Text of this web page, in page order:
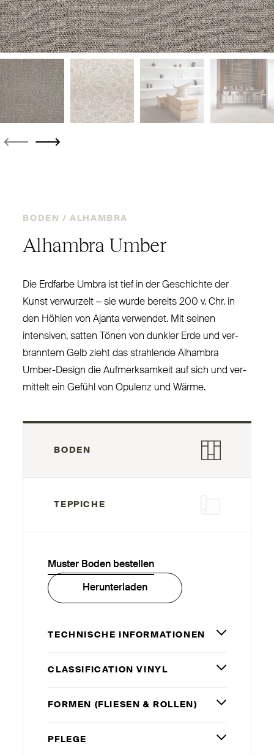
BODEN / ALHAMBRA
Alhambra Umber
Die Erdfarbe Umbra ist tief in der Geschichte der
Kunst ver­wurzelt – sie wurde bereits 200 v. Chr. in
den Höhlen von Ajanta verwendet. Mit seinen
intensiven, satten Tönen von dunkler Erde und ver­
branntem Gelb zieht das strahlende Alhambra
Umber-Design die Auf­merk­samkeit auf sich und ver­
mittelt ein Gefühl von Opulenz und Wärme.
BODEN
TEPPICHE
Muster Boden bestellen
Herunterladen
TECHNISCHE INFORMATIONEN
CLASSIFICATION VINYL
FORMEN (FLIESEN& ROLLEN)
PFLEGE